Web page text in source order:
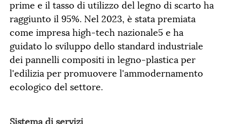
prime e il tasso di utilizzo del legno di scarto ha
raggiunto il 95%. Nel 2023, è stata premiata
come impresa high-tech nazionale5 e ha
guidato lo sviluppo dello standard industriale
dei pannelli compositi in legno-plastica per
l'edilizia per promuovere l'ammodernamento
ecologico del settore.
Sistema di servizi